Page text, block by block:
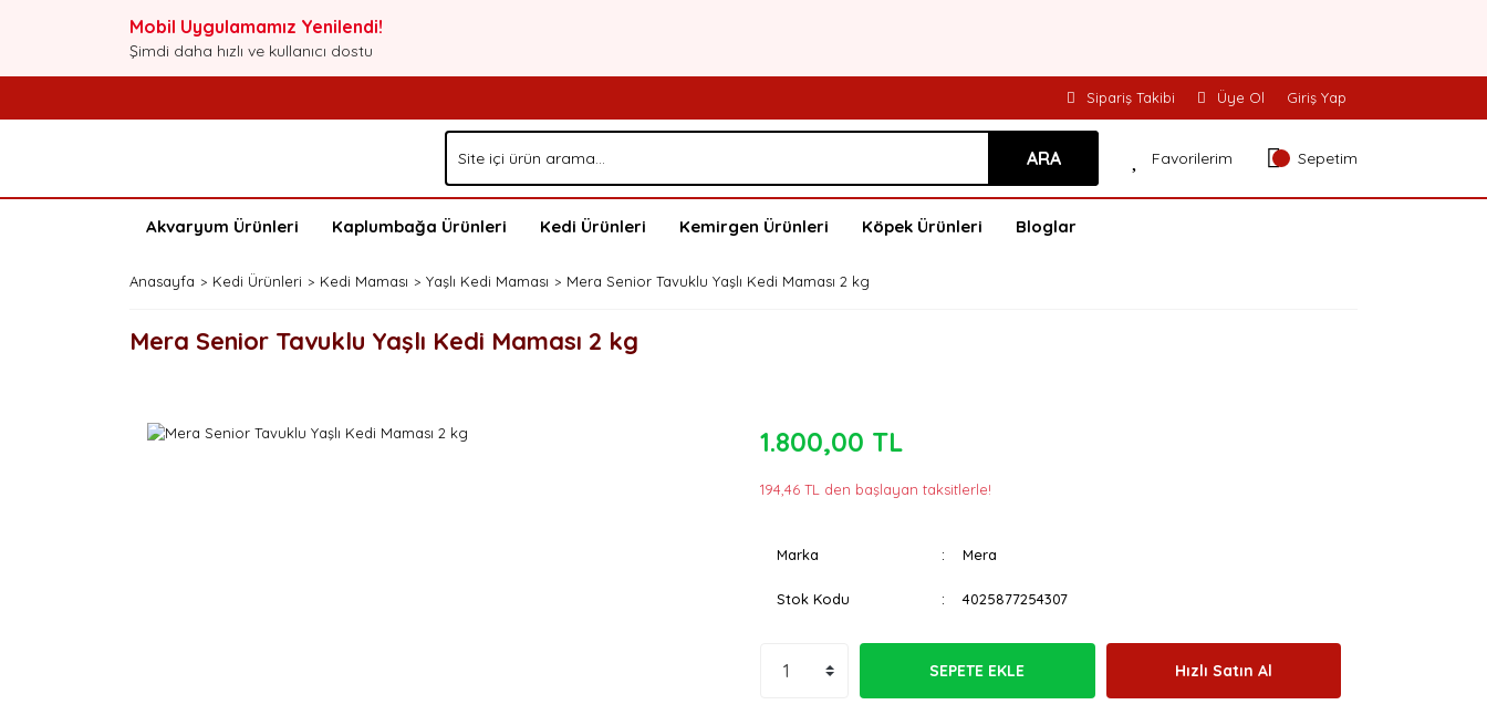
Mobil Uygulamamız Yenilendi!
Şimdi daha hızlı ve kullanıcı dostu
Sipariş Takibi Üye Ol Giriş Yap
ARA Favorilerim Sepetim
Akvaryum Ürünleri Kaplumbağa Ürünleri Kedi Ürünleri Kemirgen Ürünleri Köpek Ürünleri Bloglar
Anasayfa Kedi Ürünleri Kedi Maması Yaşlı Kedi Maması Mera Senior Tavuklu Yaşlı Kedi Maması 2 kg
Mera Senior Tavuklu Yaşlı Kedi Maması 2 kg
1.800,00 TL
194,46 TL den başlayan taksitlerle!
Marka Mera
Stok Kodu 4025877254307
SEPETE EKLE Hızlı Satın Al